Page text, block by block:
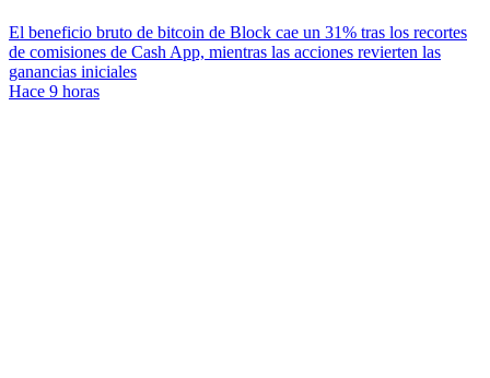
El beneficio bruto de bitcoin de Block cae un 31% tras los recortes
de comisiones de Cash App, mientras las acciones revierten las
ganancias iniciales
Hace 9 horas